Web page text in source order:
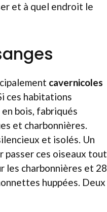
et à quel endroit le
cavernicoles
ces habitations
bois, fabriqués
et charbonnières.
et isolés. Un
passer ces oiseaux tout
les charbonnières et 28
huppées. Deux